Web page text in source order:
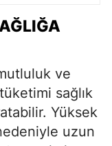
ve
sağlık
Yüksek
uzun